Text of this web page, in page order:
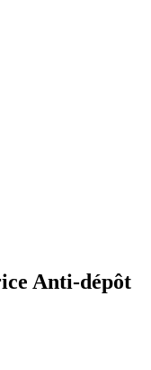
Anti-dépôt